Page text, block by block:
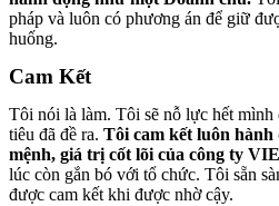
pháp và luôn có phương án để giữ
huống.
Cam Kết
Tôi nói là làm. Tôi sẽ nỗ lực hết mình
tiêu đã đề ra. Tôi cam kết luôn
mệnh, giá trị cốt lõi của công ty
lúc còn gắn bó với tổ chức. Tôi sẵn
được cam kết khi được nhờ cậy.